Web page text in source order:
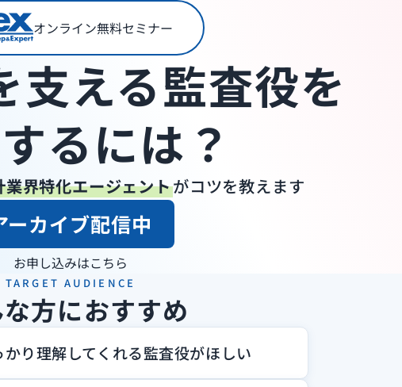
オンライン無料セミナー
支える監査役を
るには？
業界特化エージェントがコツを教えます
ーカイブ配信中
お申し込みはこちら
TARGET AUDIENCE
方におすすめ
り理解してくれる監査役がほしい